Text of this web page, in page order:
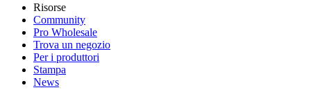
Risorse
Community
Pro Wholesale
Trova un negozio
Per i produttori
Stampa
News